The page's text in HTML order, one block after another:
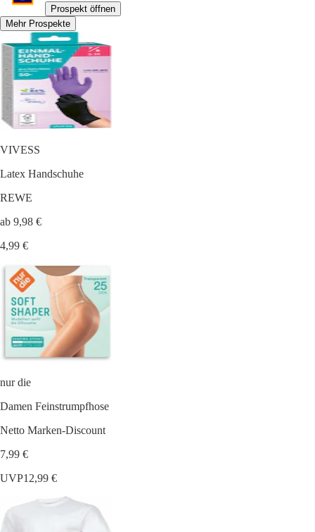
Prospekt öffnen
Mehr Prospekte
VIVESS
Latex Handschuhe
REWE
ab 9,98 €
4,99 €
nur die
Damen Feinstrumpfhose
Netto Marken-Discount
7,99 €
UVP12,99 €